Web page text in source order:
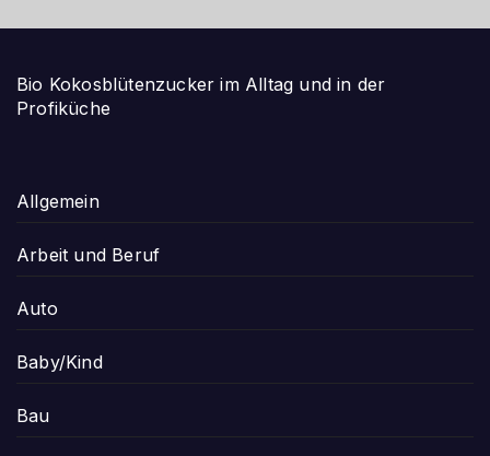
Bio Kokosblütenzucker im Alltag und in der
Profiküche
Allgemein
Arbeit und Beruf
Auto
Baby/Kind
Bau